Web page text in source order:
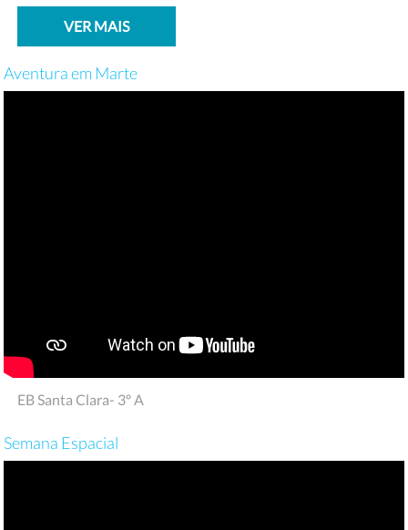
VER MAIS
Aventura em Marte
EB Santa Clara- 3º A
Semana Espacial